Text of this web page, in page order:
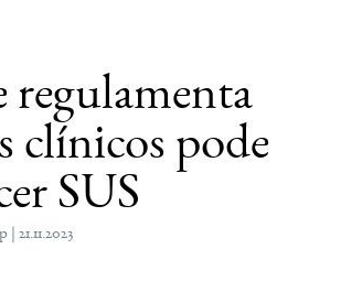
regulamenta
clínicos pode
SUS
21.11.2023